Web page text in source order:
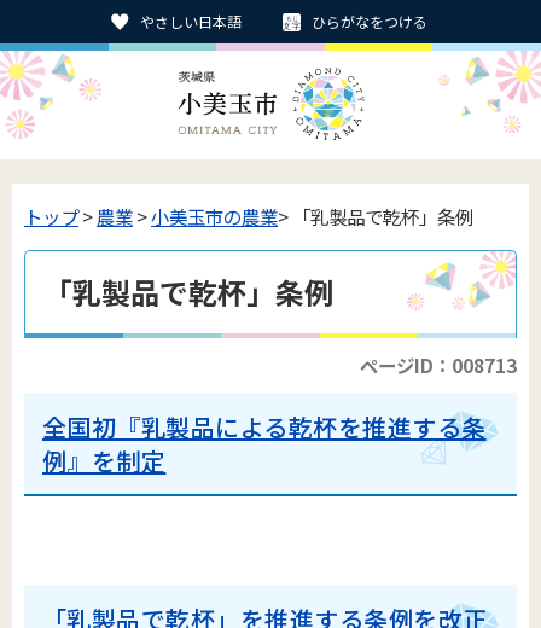
やさしい日本語 ひらがなをつける
トップ>農業>小美玉市の農業> 「乳製品で乾杯」条例
「乳製品で乾杯」条例
ページID：008713
全国初『乳製品による乾杯を推進する条
例』を制定
「乳製品で乾杯」を推進する条例を改正